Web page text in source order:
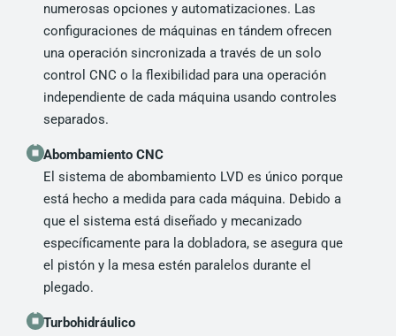
numerosas opciones y automatizaciones. Las
configuraciones de máquinas en tándem ofrecen
una operación sincronizada a través de un solo
control CNC o la flexibilidad para una operación
independiente de cada máquina usando controles
separados.
Abombamiento CNC
El sistema de abombamiento LVD es único porque
está hecho a medida para cada máquina. Debido a
que el sistema está diseñado y mecanizado
específicamente para la dobladora, se asegura que
el pistón y la mesa estén paralelos durante el
plegado.
Turbohidráulico